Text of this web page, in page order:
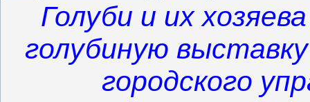
Голуби и их
голубиную
городского